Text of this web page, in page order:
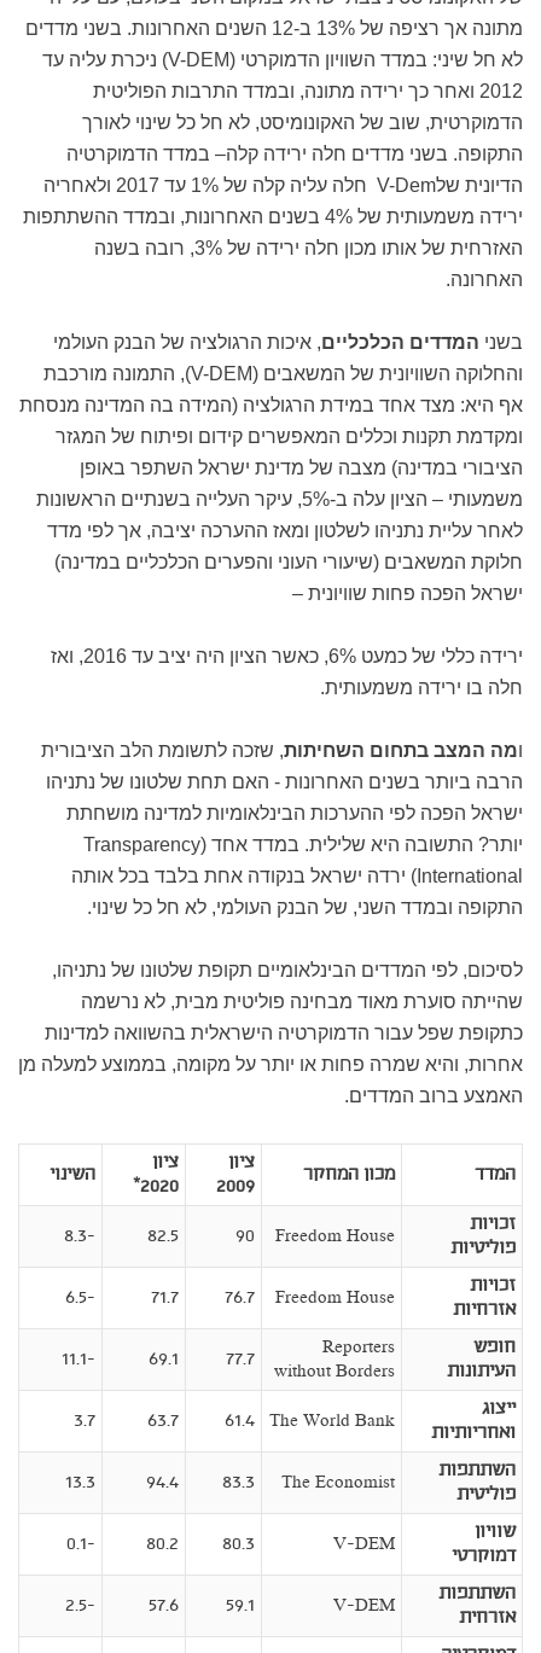
מתונה אך רציפה של 13% ב-12 השנים האחרונות. בשני מדדים
לא חל שיני: במדד השוויון הדמוקרטי (V-DEM) ניכרת עליה עד
2012 ואחר כך ירידה מתונה, ובמדד התרבות הפוליטית
הדמוקרטית, שוב של האקונומיסט, לא חל כל שינוי לאורך
התקופה. בשני מדדים חלה ירידה קלה– במדד הדמוקרטיה
הדיונית שלV-Dem
חלה עליה קלה של 1% עד 2017 ולאחריה
ירידה משמעותית של 4% בשנים האחרונות, ובמדד ההשתתפות
האזרחית של אותו מכון חלה ירידה של 3%, רובה בשנה
האחרונה.
בשני המדדים הכלכליים, איכות הרגולציה של הבנק העולמי
והחלוקה השוויונית של המשאבים (V-DEM), התמונה מורכבת
אף היא: מצד אחד במידת הרגולציה (המידה בה המדינה מנסחת
ומקדמת תקנות וכללים המאפשרים קידום ופיתוח של המגזר
הציבורי במדינה) מצבה של מדינת ישראל השתפר באופן
משמעותי – הציון עלה ב-5%, עיקר העלייה בשנתיים הראשונות
לאחר עליית נתניהו לשלטון ומאז ההערכה יציבה, אך לפי מדד
חלוקת המשאבים (שיעורי העוני והפערים הכלכליים במדינה)
ישראל הפכה פחות שוויונית –
ירידה כללי של כמעט 6%, כאשר הציון היה יציב עד 2016, ואז
חלה בו ירידה משמעותית.
ומה המצב בתחום השחיתות, שזכה לתשומת הלב הציבורית
הרבה ביותר בשנים האחרונות - האם תחת שלטונו של נתניהו
ישראל הפכה לפי ההערכות הבינלאומיות למדינה מושחתת
יותר? התשובה היא שלילית. במדד אחד (Transparency
International) ירדה ישראל בנקודה אחת בלבד בכל אותה
התקופה ובמדד השני, של הבנק העולמי, לא חל כל שינוי.
לסיכום, לפי המדדים הבינלאומיים תקופת שלטונו של נתניהו,
שהייתה סוערת מאוד מבחינה פוליטית מבית, לא נרשמה
כתקופת שפל עבור הדמוקרטיה הישראלית בהשוואה למדינות
אחרות, והיא שמרה פחות או יותר על מקומה, בממוצע למעלה מן
האמצע ברוב המדדים.
המדד מכון המחקר
ציון
2009
ציון
2020*
השינוי
זכויות
פוליטיות
Freedom House
90
82.5
-8.3
זכויות
אזרחיות
Freedom House
76.7
71.7
-6.5
חופש
העיתונות
Reporters
without Borders
77.7
69.1
-11.1
ייצוג
ואחריותיות
The World Bank
61.4
63.7
3.7
השתתפות
פוליטית
The Economist
83.3
94.4
13.3
שוויון
דמוקרטי
V-DEM
80.3
80.2
-0.1
השתתפות
אזרחית
V-DEM
59.1
57.6
-2.5